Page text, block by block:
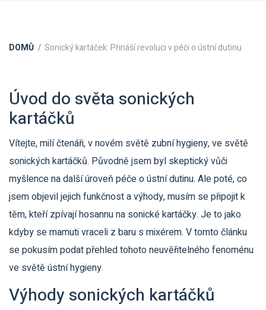
DOMŮ Sonický kartáček: Přináší revoluci v péči o ústní dutinu
Úvod do světa sonických
kartáčků
Vítejte, milí čtenáři, v novém světě zubní hygieny, ve světě
sonických kartáčků. Původně jsem byl skeptický vůči
myšlence na další úroveň péče o ústní dutinu. Ale poté, co
jsem objevil jejich funkčnost a výhody, musím se připojit k
těm, kteří zpívají hosannu na sonické kartáčky. Je to jako
kdyby se mamuti vraceli z baru s mixérem. V tomto článku
se pokusím podat přehled tohoto neuvěřitelného fenoménu
ve světě ústní hygieny.
Výhody sonických kartáčků